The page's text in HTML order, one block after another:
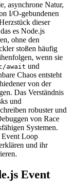
asynchrone Natur,
I/O-gebundenen
dieser
es Node.js
ohne den
stoßen häufig
wenn sie
await und
Chaos entsteht
von der
Das Verständnis
und
robuster und
von Race
Systemen.
Loop
und ihr
Event